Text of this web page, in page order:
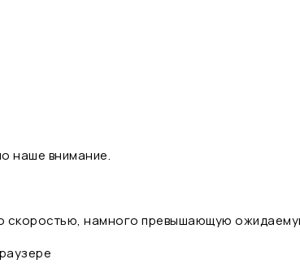
наше внимание.
скоростью, намного превышающую